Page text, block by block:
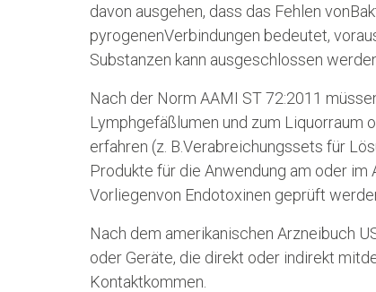
davon ausgehen, dass das Fehlen
pyrogenenVerbindungen bedeutet,
Substanzen kann ausgeschlossen
Nach der Norm AAMI ST 72:2011
Lymphgefäßlumen und zum
erfahren (z. B.Verabreichungssets für
Produkte für die Anwendung am oder im
Vorliegenvon Endotoxinen geprüft
Nach dem amerikanischen Arzneibuch
oder Geräte, die direkt oder indirekt
Kontaktkommen.